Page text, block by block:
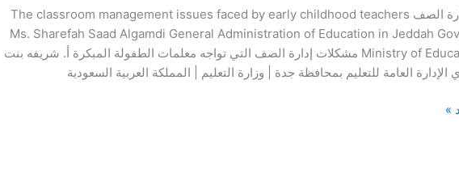
مشكلات إدارة الصف The classroom management issues faced by early childhood teachers
Ms. Sharefah Saad Algamdi General Administration of Education in Jeddah
Ministry of Education | KSA مشكلات إدارة الصف التي تواجه معلمات الطفولة المبكرة أ. شريفه بنت
الإدارة العامة للتعليم بمحافظة جدة | وزارة التعليم | المملكة العربية السعودية
»